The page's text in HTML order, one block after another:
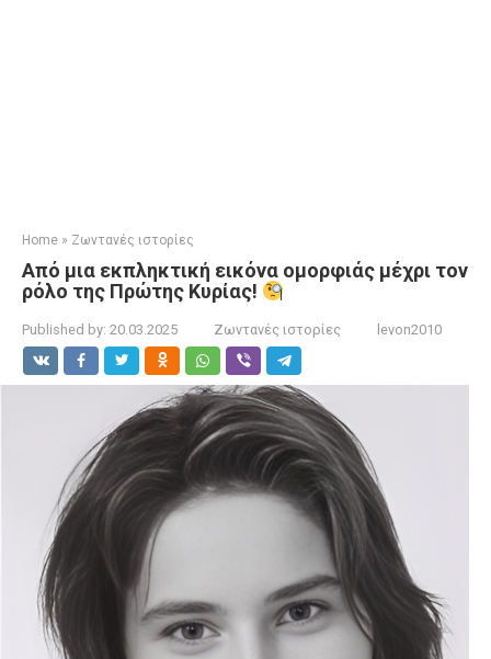
Home » Ζωντανές ιστορίες
Από μια εκπληκτική εικόνα ομορφιάς μέχρι τον
ρόλο της Πρώτης Κυρίας!
Published by: 20.03.2025 Ζωντανές ιστορίες levon2010